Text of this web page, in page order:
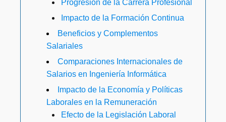
Progresión de la Carrera Profesional
Impacto de la Formación Continua
Beneficios y Complementos
Salariales
Comparaciones Internacionales de
Salarios en Ingeniería Informática
Impacto de la Economía y Políticas
Laborales en la Remuneración
Efecto de la Legislación Laboral